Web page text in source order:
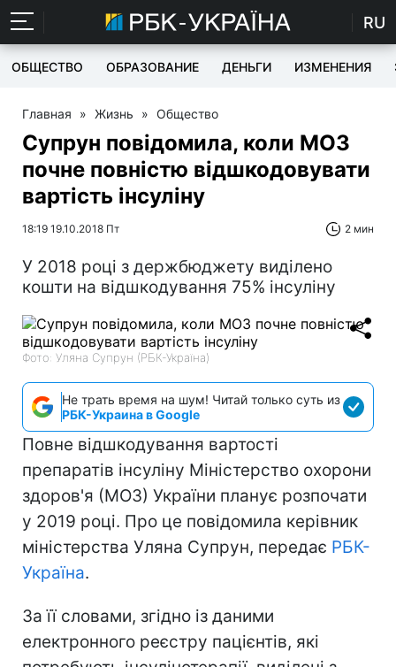
RU
ОБЩЕСТВО ОБРАЗОВАНИЕ ДЕНЬГИ ИЗМЕНЕНИЯ
Главная » Жизнь » Общество
Супрун повідомила, коли МОЗ
почне повністю відшкодовувати
вартість інсуліну
18:19 19.10.2018 Пт 2 мин
У 2018 році з держбюджету виділено
кошти на відшкодування 75% інсуліну
Фото: Уляна Супрун (РБК-Україна)
Не трать время на шум! Читай только суть из
РБК-Украина в Google
Повне відшкодування вартості
препаратів інсуліну Міністерство охорони
здоров'я (МОЗ) України планує розпочати
у 2019 році. Про це повідомила керівник
міністерства Уляна Супрун, передає РБК-
Україна.
За її словами, згідно із даними
електронного реєстру пацієнтів, які